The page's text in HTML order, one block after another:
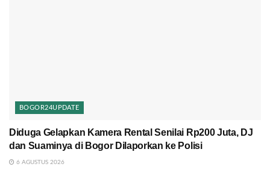
BOGOR24UPDATE
Diduga Gelapkan Kamera Rental Senilai Rp200 Juta, DJ
dan Suaminya di Bogor Dilaporkan ke Polisi
6 AGUSTUS 2026